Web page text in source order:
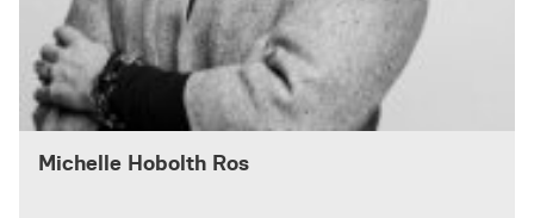
Michelle Hobolth Ros